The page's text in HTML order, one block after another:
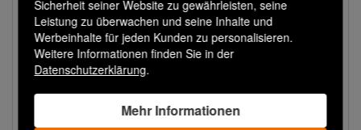
Sicherheit seiner Website zu gewährleisten, seine
Leistung zu überwachen und seine Inhalte und
Werbeinhalte für jeden Kunden zu personalisieren.
Weitere Informationen finden Sie in der
Datenschutzerklärung.
Mehr Informationen